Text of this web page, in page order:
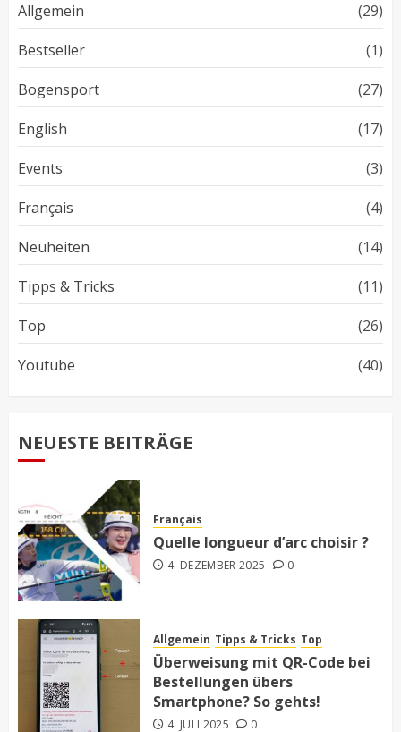
Allgemein
(29)
Bestseller
(1)
Bogensport
(27)
English
(17)
Events
(3)
Français
(4)
Neuheiten
(14)
Tipps & Tricks
(11)
Top
(26)
Youtube
(40)
NEUESTE BEITRÄGE
Français
Quelle longueur d’arc choisir ?
4. DEZEMBER 2025 0
Allgemein Tipps & Tricks Top
Überweisung mit QR-Code bei
Bestellungen übers
Smartphone? So gehts!
4. JULI 2025 0